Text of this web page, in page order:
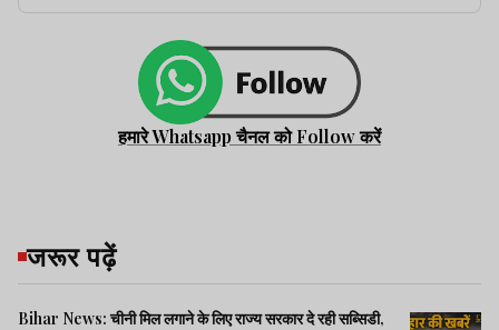
हमारे Whatsapp चैनल को Follow करें
जरूर पढ़ें
Bihar News: चीनी मिल लगाने के लिए राज्य सरकार दे रही सब्सिडी,